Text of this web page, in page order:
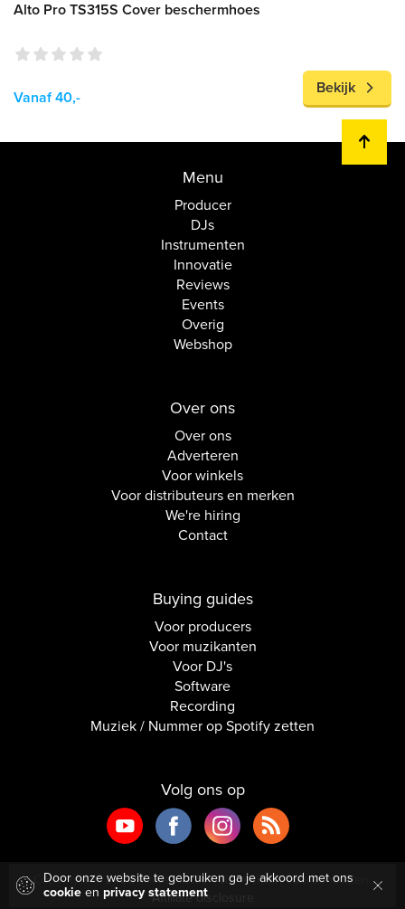
Door onze website te gebruiken ga je akkoord met ons
cookie en privacy statement
Alto Pro TS315S Cover beschermhoes
Vanaf 40,-
Bekijk
Menu
Producer
DJs
Instrumenten
Innovatie
Reviews
Events
Overig
Webshop
Over ons
Over ons
Adverteren
Voor winkels
Voor distributeurs en merken
We're hiring
Contact
Buying guides
Voor producers
Voor muzikanten
Voor DJ's
Software
Recording
Muziek / Nummer op Spotify zetten
Volg ons op
Copyright © 2026 Inside Audio. Alle rechten voorbehouden.
Affiliate disclosure